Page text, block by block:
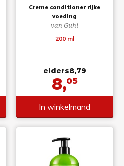
Creme conditioner rijke
voeding
van Guhl
200 ml
elders8,79
8,05
In winkelmand